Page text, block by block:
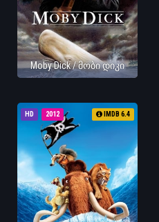
Moby Dick / მობი დიკი
HD 2012 IMDB 6.4